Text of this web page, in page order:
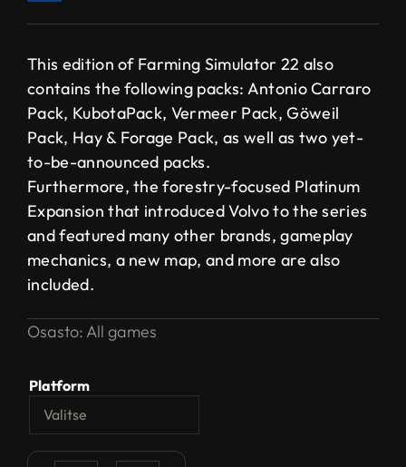
This edition of Farming Simulator 22 also
contains the following packs: Antonio Carraro
Pack, KubotaPack, Vermeer Pack, Göweil
Pack, Hay & Forage Pack, as well as two yet-
to-be-announced packs.
Furthermore, the forestry-focused Platinum
Expansion that introduced Volvo to the series
and featured many other brands, gameplay
mechanics, a new map, and more are also
included.
Osasto: All games
Platform